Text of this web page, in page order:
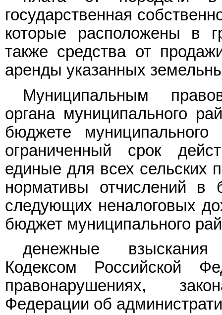
государственная
которые расположены в
также средства от
аренды указанных
Муниципальным
органа муниципального
бюджете
ограниченный срок
единые для всех сельских
нормативы отчислений в
следующих неналоговых
бюджет муниципального
денежные
Кодексом Российской
правонарушениях,
Федерации об